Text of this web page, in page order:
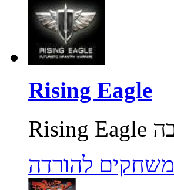
Rising Eagle
משחקים להורדה